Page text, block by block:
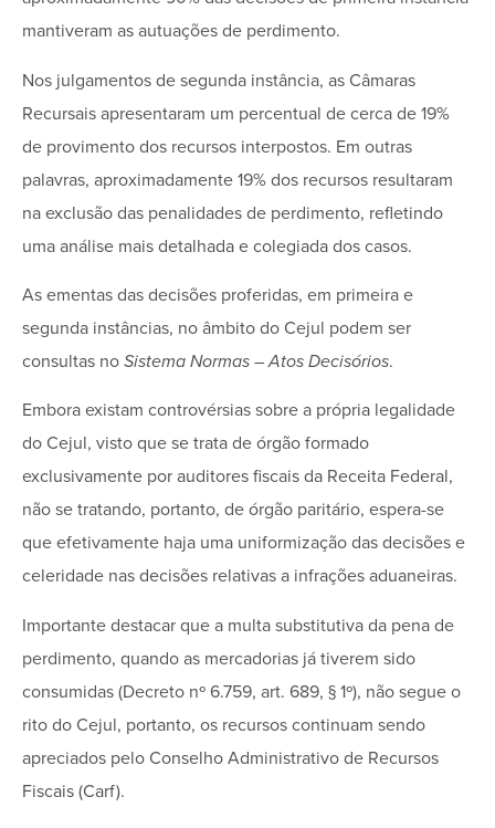
mantiveram as autuações de perdimento.
Nos julgamentos de segunda instância, as Câmaras
Recursais apresentaram um percentual de cerca de 19%
de provimento dos recursos interpostos. Em outras
palavras, aproximadamente 19% dos recursos resultaram
na exclusão das penalidades de perdimento, refletindo
uma análise mais detalhada e colegiada dos casos.
As ementas das decisões proferidas, em primeira e
segunda instâncias, no âmbito do Cejul podem ser
consultas no Sistema Normas – Atos Decisórios.
Embora existam controvérsias sobre a própria legalidade
do Cejul, visto que se trata de órgão formado
exclusivamente por auditores fiscais da Receita Federal,
não se tratando, portanto, de órgão paritário, espera-se
que efetivamente haja uma uniformização das decisões e
celeridade nas decisões relativas a infrações aduaneiras.
Importante destacar que a multa substitutiva da pena de
perdimento, quando as mercadorias já tiverem sido
consumidas (Decreto nº 6.759, art. 689, § 1º), não segue o
rito do Cejul, portanto, os recursos continuam sendo
apreciados pelo Conselho Administrativo de Recursos
Fiscais (Carf).